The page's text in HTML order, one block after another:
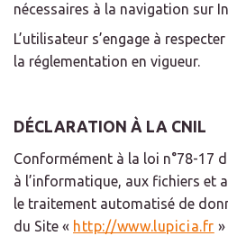
nécessaires à la navigation sur
L’utilisateur s’engage à
la réglementation en vigueur.
DÉCLARATION À LA CNIL
Conformément à la loi n°78-17
à l’informatique, aux fichiers et
le traitement automatisé de
du Site « http://www.lupicia.fr